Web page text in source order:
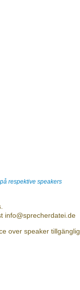
respektive speakers
info@sprecherdatei.de
over speaker tillgänglig